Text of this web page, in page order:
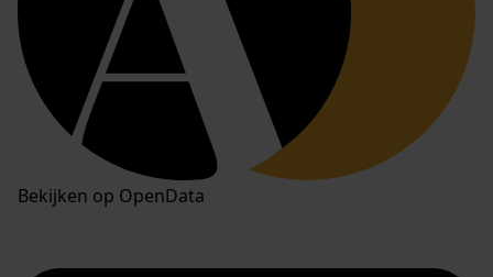
Bekijken op OpenData